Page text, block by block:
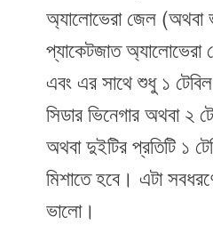
অ্যালোভেরা জেল (অথবা
প্যাকেটজাত অ্যালোভেরা
এবং এর সাথে শুধু ১
সিডার ভিনেগার অথবা ২
অথবা দুইটির প্রতিটি ১
মিশাতে হবে। এটা
ভালো।